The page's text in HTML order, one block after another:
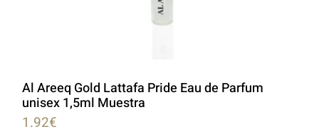
Al Areeq Gold Lattafa Pride Eau de Parfum
unisex 1,5ml Muestra
1.92€